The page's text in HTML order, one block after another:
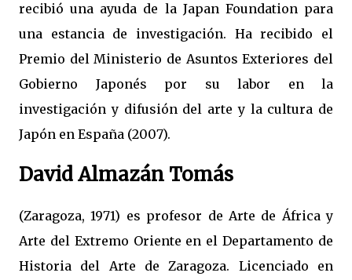
recibió una ayuda de la Japan Foundation para
una estancia de investigación. Ha recibido el
Premio del Ministerio de Asuntos Exteriores del
Gobierno Japonés por su labor en la
investigación y difusión del arte y la cultura de
Japón en España (2007).
David Almazán Tomás
(Zaragoza, 1971) es profesor de Arte de África y
Arte del Extremo Oriente en el Departamento de
Historia del Arte de Zaragoza. Licenciado en